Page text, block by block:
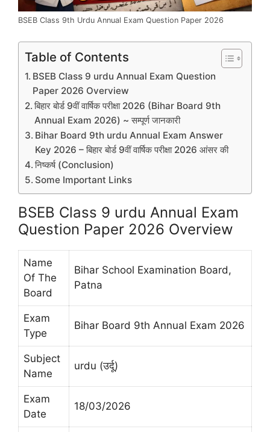
BSEB Class 9th Urdu Annual Exam Question Paper 2026
Table of Contents
BSEB Class 9 urdu Annual Exam Question
Paper 2026 Overview
बिहार बोर्ड 9वीं वार्षिक परीक्षा 2026 (Bihar Board 9th
Annual Exam 2026) ~ सम्पूर्ण जानकारी
Bihar Board 9th urdu Annual Exam Answer
Key 2026 – बिहार बोर्ड 9वीं वार्षिक परीक्षा 2026 आंसर की
निष्कर्ष (Conclusion)
Some Important Links
BSEB Class 9 urdu Annual Exam
Question Paper 2026 Overview
Name
Of The
Board
Bihar School Examination Board,
Patna
Exam
Type
Bihar Board 9th Annual Exam 2026
Subject
Name
urdu (उर्दू)
Exam
Date
18/03/2026